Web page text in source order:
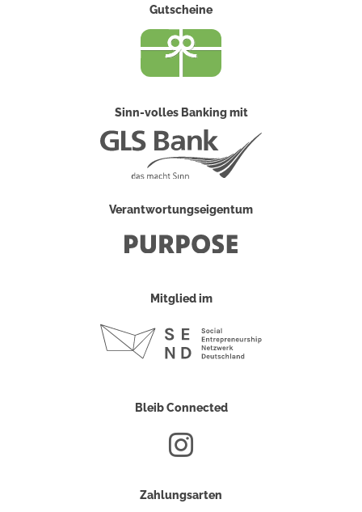
Gutscheine
Sinn-volles Banking mit
Verantwortungseigentum
Mitglied im
Bleib Connected
Zahlungsarten